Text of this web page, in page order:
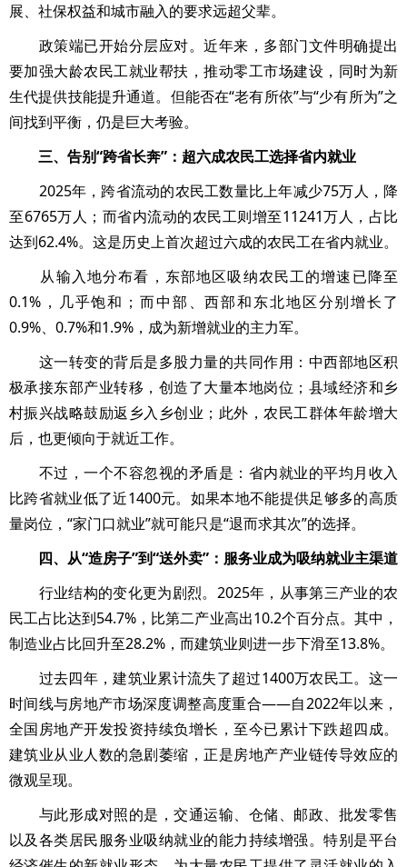
展、社保权益和城市融入的要求远超父辈。
政策端已开始分层应对。近年来，多部门文件明确提出
要加强大龄农民工就业帮扶，推动零工市场建设，同时为新
生代提供技能提升通道。但能否在“老有所依”与“少有所为”之
间找到平衡，仍是巨大考验。
三、告别“跨省长奔”：超六成农民工选择省内就业
2025年，跨省流动的农民工数量比上年减少75万人，降
至6765万人；而省内流动的农民工则增至11241万人，占比
达到62.4%。这是历史上首次超过六成的农民工在省内就业。
从输入地分布看，东部地区吸纳农民工的增速已降至
0.1%，几乎饱和；而中部、西部和东北地区分别增长了
0.9%、0.7%和1.9%，成为新增就业的主力军。
这一转变的背后是多股力量的共同作用：中西部地区积
极承接东部产业转移，创造了大量本地岗位；县域经济和乡
村振兴战略鼓励返乡入乡创业；此外，农民工群体年龄增大
后，也更倾向于就近工作。
不过，一个不容忽视的矛盾是：省内就业的平均月收入
比跨省就业低了近1400元。如果本地不能提供足够多的高质
量岗位，“家门口就业”就可能只是“退而求其次”的选择。
四、从“造房子”到“送外卖”：服务业成为吸纳就业主渠道
行业结构的变化更为剧烈。2025年，从事第三产业的农
民工占比达到54.7%，比第二产业高出10.2个百分点。其中，
制造业占比回升至28.2%，而建筑业则进一步下滑至13.8%。
过去四年，建筑业累计流失了超过1400万农民工。这一
时间线与房地产市场深度调整高度重合——自2022年以来，
全国房地产开发投资持续负增长，至今已累计下跌超四成。
建筑业从业人数的急剧萎缩，正是房地产产业链传导效应的
微观呈现。
与此形成对照的是，交通运输、仓储、邮政、批发零售
以及各类居民服务业吸纳就业的能力持续增强。特别是平台